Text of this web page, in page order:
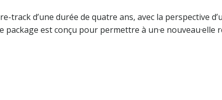
track d’une durée de quatre ans, avec la perspective
est conçu pour permettre à un·e nouveau·elle